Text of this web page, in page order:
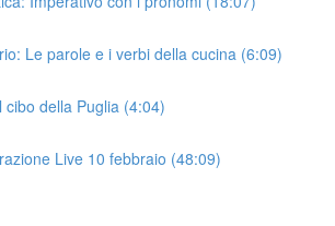
Le parole e i verbi della cucina (6:09)
cibo della Puglia (4:04)
Live 10 febbraio (48:09)